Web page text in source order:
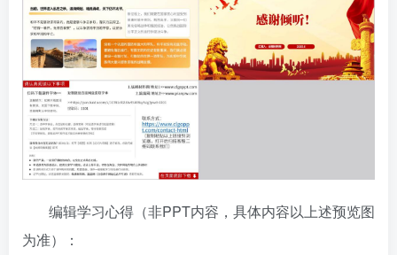
编辑学习心得（非PPT内容，具体内容以上述预览图
为准）：